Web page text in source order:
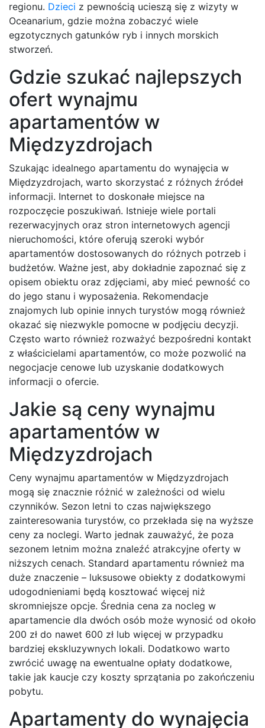
regionu. Dzieci z pewnością ucieszą się z wizyty w
Oceanarium, gdzie można zobaczyć wiele
egzotycznych gatunków ryb i innych morskich
stworzeń.
Gdzie szukać najlepszych
ofert wynajmu
apartamentów w
Międzyzdrojach
Szukając idealnego apartamentu do wynajęcia w
Międzyzdrojach, warto skorzystać z różnych źródeł
informacji. Internet to doskonałe miejsce na
rozpoczęcie poszukiwań. Istnieje wiele portali
rezerwacyjnych oraz stron internetowych agencji
nieruchomości, które oferują szeroki wybór
apartamentów dostosowanych do różnych potrzeb i
budżetów. Ważne jest, aby dokładnie zapoznać się z
opisem obiektu oraz zdjęciami, aby mieć pewność co
do jego stanu i wyposażenia. Rekomendacje
znajomych lub opinie innych turystów mogą również
okazać się niezwykle pomocne w podjęciu decyzji.
Często warto również rozważyć bezpośredni kontakt
z właścicielami apartamentów, co może pozwolić na
negocjacje cenowe lub uzyskanie dodatkowych
informacji o ofercie.
Jakie są ceny wynajmu
apartamentów w
Międzyzdrojach
Ceny wynajmu apartamentów w Międzyzdrojach
mogą się znacznie różnić w zależności od wielu
czynników. Sezon letni to czas największego
zainteresowania turystów, co przekłada się na wyższe
ceny za noclegi. Warto jednak zauważyć, że poza
sezonem letnim można znaleźć atrakcyjne oferty w
niższych cenach. Standard apartamentu również ma
duże znaczenie – luksusowe obiekty z dodatkowymi
udogodnieniami będą kosztować więcej niż
skromniejsze opcje. Średnia cena za nocleg w
apartamencie dla dwóch osób może wynosić od około
200 zł do nawet 600 zł lub więcej w przypadku
bardziej ekskluzywnych lokali. Dodatkowo warto
zwrócić uwagę na ewentualne opłaty dodatkowe,
takie jak kaucje czy koszty sprzątania po zakończeniu
pobytu.
Apartamenty do wynajęcia